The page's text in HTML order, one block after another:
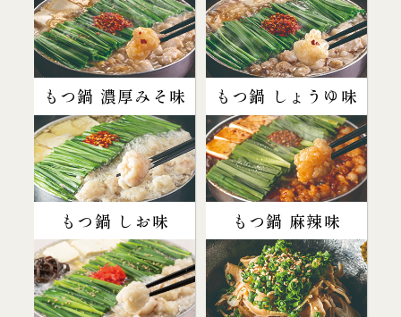
もつ鍋 濃厚みそ味 もつ鍋 しょうゆ味
もつ鍋 しお味 もつ鍋 麻辣味